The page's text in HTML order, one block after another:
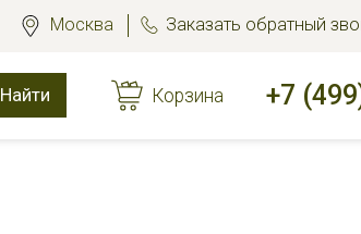
Москва Заказать обратный
Найти Корзина +7